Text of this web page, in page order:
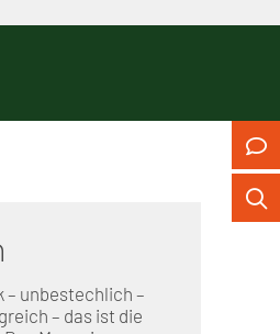
– unbestechlich –
– das ist die